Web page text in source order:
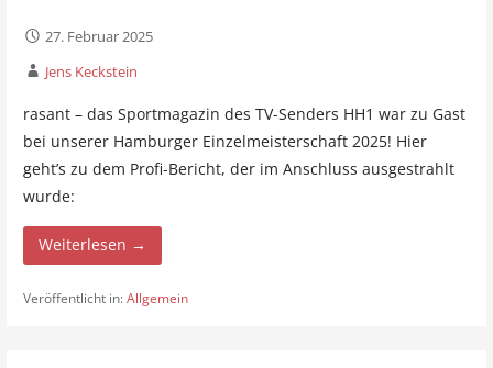
27. Februar 2025
Jens Keckstein
rasant – das Sportmagazin des TV-Senders HH1 war zu Gast
bei unserer Hamburger Einzelmeisterschaft 2025! Hier
geht’s zu dem Profi-Bericht, der im Anschluss ausgestrahlt
wurde:
Weiterlesen →
Veröffentlicht in:Allgemein